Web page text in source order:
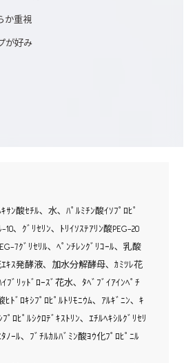
か重視
が好み
ｻﾝ酸ｾﾁﾙ､ 水､ ﾊﾟﾙﾐﾁﾝ酸ｲｿﾌﾟﾛﾋﾟ
､ ｸﾞﾘｾﾘﾝ､ ﾄﾘｲｿｽﾃｱﾘﾝ酸PEG-20
7ｸﾞﾘｾﾘﾙ､ ﾍﾟﾝﾁﾚﾝｸﾞﾘｺｰﾙ､ 乳酸
ｷｽ発酵液､ 加水分解酵母､ ｶﾐﾂﾚ花
ﾌﾞﾘｯﾄﾞﾛｰｽﾞ花水､ ﾀﾍﾞﾌﾞｲｱｲﾝﾍﾟﾁ
ﾋﾄﾞﾛｷｼﾌﾟﾛﾋﾟﾙﾄﾘﾓﾆｳﾑ､ ｱﾙｷﾞﾆﾝ､ ｷ
ﾟﾛﾋﾟﾙｼｸﾛﾃﾞｷｽﾄﾘﾝ､ ｴﾁﾙﾍｷｼﾙｸﾞﾘｾﾘ
ﾉｰﾙ､ ﾌﾞﾁﾙｶﾙﾊﾞﾐﾝ酸ﾖｳ化ﾌﾟﾛﾋﾟﾆﾙ